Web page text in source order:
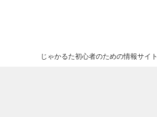
じゃかるた初心者のための情報サイト